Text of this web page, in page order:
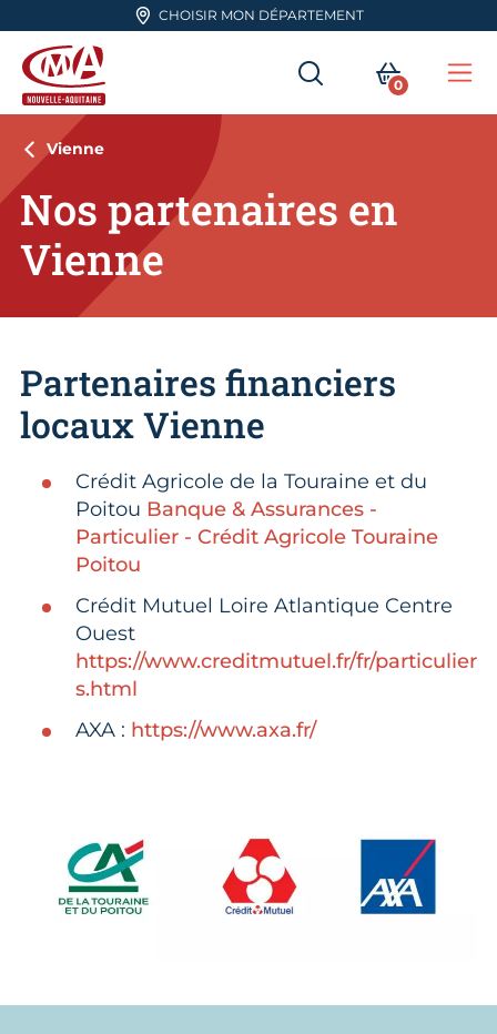
Aller en haut de pageCHOISIR MON DÉPARTEMENT
CMA Nouvelle-Aquitaine
RECHERCHER
MON
0
Vienne
Nos partenaires en
Vienne
Partenaires financiers
locaux Vienne
Crédit Agricole de la Touraine et du
Poitou Banque & Assurances -
Particulier - Crédit Agricole Touraine
Poitou
Crédit Mutuel Loire Atlantique Centre
Ouest
https://www.creditmutuel.fr/fr/particulier
s.html
AXA : https://www.axa.fr/